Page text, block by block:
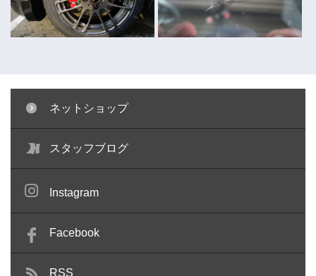
キャリパー塗装 ～コペン～
ネットショップ
スタッフブログ
Instagram
Facebook
RSS